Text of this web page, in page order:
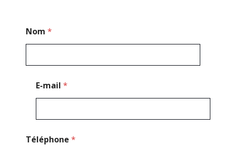
Nom *
E-mail *
Téléphone *